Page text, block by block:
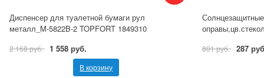
Диспенсер для туалетной бумаги рул
металл_M-5822B-2 TOPFORT 1849310
2 168 руб. 1 558 руб.
В корзину
801 руб. 287